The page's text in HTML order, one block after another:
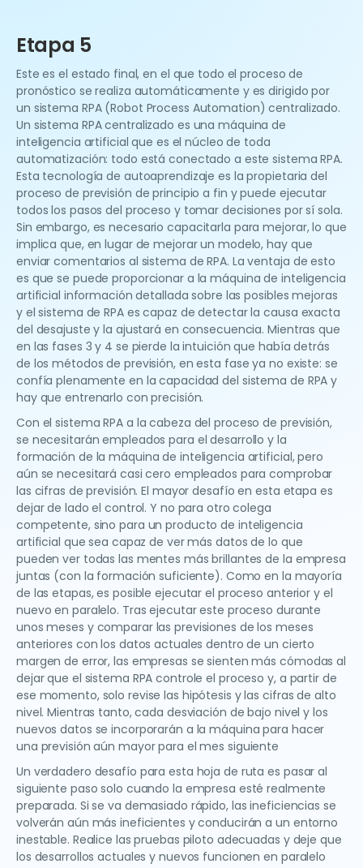
Etapa 5
Este es el estado final, en el que todo el proceso de
pronóstico se realiza automáticamente y es dirigido por
un sistema RPA (Robot Process Automation) centralizado.
Un sistema RPA centralizado es una máquina de
inteligencia artificial que es el núcleo de toda
automatización: todo está conectado a este sistema RPA.
Esta tecnología de autoaprendizaje es la propietaria del
proceso de previsión de principio a fin y puede ejecutar
todos los pasos del proceso y tomar decisiones por sí sola.
Sin embargo, es necesario capacitarla para mejorar, lo que
implica que, en lugar de mejorar un modelo, hay que
enviar comentarios al sistema de RPA. La ventaja de esto
es que se puede proporcionar a la máquina de inteligencia
artificial información detallada sobre las posibles mejoras
y el sistema de RPA es capaz de detectar la causa exacta
del desajuste y la ajustará en consecuencia. Mientras que
en las fases 3 y 4 se pierde la intuición que había detrás
de los métodos de previsión, en esta fase ya no existe: se
confía plenamente en la capacidad del sistema de RPA y
hay que entrenarlo con precisión.
Con el sistema RPA a la cabeza del proceso de previsión,
se necesitarán empleados para el desarrollo y la
formación de la máquina de inteligencia artificial, pero
aún se necesitará casi cero empleados para comprobar
las cifras de previsión. El mayor desafío en esta etapa es
dejar de lado el control. Y no para otro colega
competente, sino para un producto de inteligencia
artificial que sea capaz de ver más datos de lo que
pueden ver todas las mentes más brillantes de la empresa
juntas (con la formación suficiente). Como en la mayoría
de las etapas, es posible ejecutar el proceso anterior y el
nuevo en paralelo. Tras ejecutar este proceso durante
unos meses y comparar las previsiones de los meses
anteriores con los datos actuales dentro de un cierto
margen de error, las empresas se sienten más cómodas al
dejar que el sistema RPA controle el proceso y, a partir de
ese momento, solo revise las hipótesis y las cifras de alto
nivel. Mientras tanto, cada desviación de bajo nivel y los
nuevos datos se incorporarán a la máquina para hacer
una previsión aún mayor para el mes siguiente
Un verdadero desafío para esta hoja de ruta es pasar al
siguiente paso solo cuando la empresa esté realmente
preparada. Si se va demasiado rápido, las ineficiencias se
volverán aún más ineficientes y conducirán a un entorno
inestable. Realice las pruebas piloto adecuadas y deje que
los desarrollos actuales y nuevos funcionen en paralelo